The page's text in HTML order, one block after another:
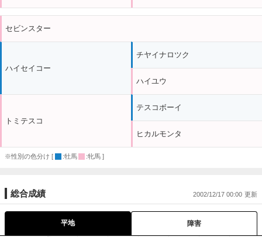
セビンスター
ハイセイコー
トミテスコ
チヤイナロツク
ハイユウ
テスコボーイ
ヒカルモンタ
※性別の色分け [ :牡馬 :牝馬 ]
総合成績 2002/12/17 00:00
平地 障害